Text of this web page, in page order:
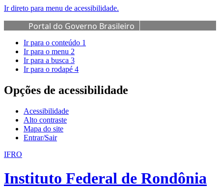
Ir direto para menu de acessibilidade.
Portal do Governo Brasileiro
Ir para o conteúdo 1
Ir para o menu 2
Ir para a busca 3
Ir para o rodapé 4
Opções de acessibilidade
Acessibilidade
Alto contraste
Mapa do site
Entrar/Sair
IFRO
Instituto Federal de Rondônia